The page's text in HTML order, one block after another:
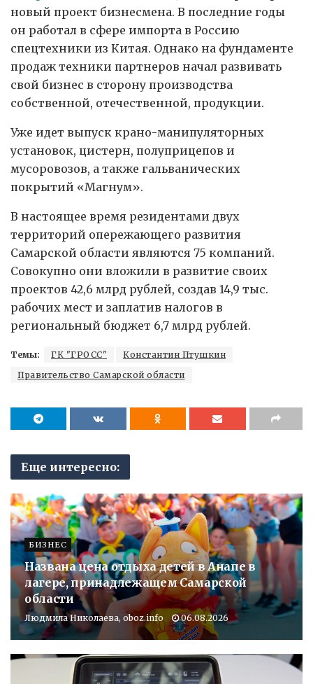
новый проект бизнесмена. В последние годы
он работал в сфере импорта в Россию
спецтехники из Китая. Однако на фундаменте
продаж техники партнеров начал развивать
свой бизнес в сторону производства
собственной, отечественной, продукции.
Уже идет выпуск крано-манипуляторных
установок, цистерн, полуприцепов и
мусоровозов, а также гальванических
покрытий «Магнум».
В настоящее время резидентами двух
территорий опережающего развития
Самарской области являются 75 компаний.
Совокупно они вложили в развитие своих
проектов 42,6 млрд рублей, создав 14,9 тыс.
рабочих мест и заплатив налогов в
региональный бюджет 6,7 млрд рублей.
Темы: ГК "ГРОСС"
Константин Птушкин
Правительство Самарской области
Еще интересно:
БИЗНЕС
Названа цена отдыха детей в Анапе в
лагере, принадлежащем Самарской
области
Людмила Николаева, oboz.info 06.08.2026